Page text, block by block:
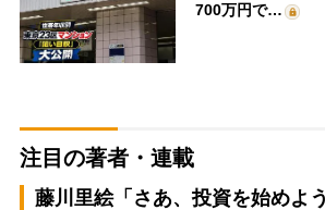
700万円で…
注目の著者・連載
藤川里絵「さあ、投資を始めよう